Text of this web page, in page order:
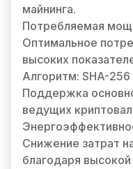
майнинга.
Потребляемая
Оптимальное
высоких
Алгоритм: SHA-256
Поддержка
ведущих
Снижение затрат
благодаря